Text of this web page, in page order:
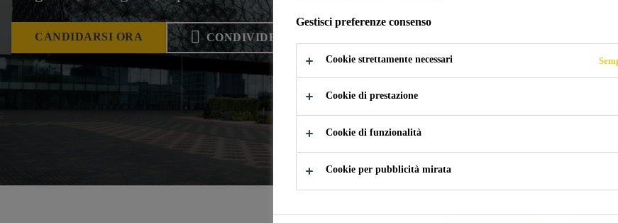
CANDIDARSI ORA CONDIVIDERE
Gestisci preferenze consenso
Cookie strettamente necessari
Cookie di prestazione
Cookie di funzionalità
Cookie per pubblicità mirata